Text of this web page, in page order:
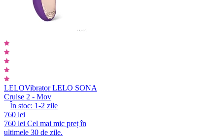
LELOVibrator LELO SONA
Cruise 2 - Mov
În stoc: 1-2 zile
760 lei
760 lei Cel mai mic preț în
ultimele 30 de zile.